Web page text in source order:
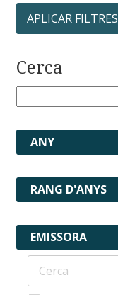
APLICAR FILTRES
Cerca
ANY
RANG D'ANYS
EMISSORA